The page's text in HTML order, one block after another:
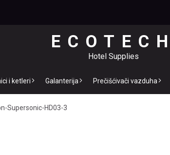
ECOTECH
Hotel Supplies
i ketleri Galanterija Prečišćivači vazduha
Supersonic-HD03-3